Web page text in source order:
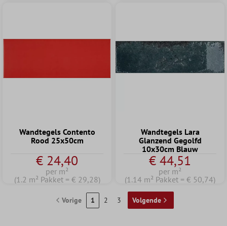
Wandtegels Contento
Rood 25x50cm
€ 24,40
per m²
(1.2 m² Pakket = € 29,28)
Wandtegels Lara
Glanzend Gegolfd
10x30cm Blauw
€ 44,51
per m²
(1.14 m² Pakket = € 50,74)
Vorige 1 2 3 Volgende